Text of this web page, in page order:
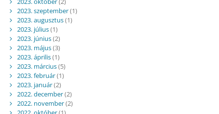
2023. szeptember(1)
2023. augusztus(1)
2023. július(1)
2023. június(2)
2023. május(3)
2023. április(1)
2023. március(5)
2023. február(1)
2023. január(2)
2022. december(2)
2022. november(2)